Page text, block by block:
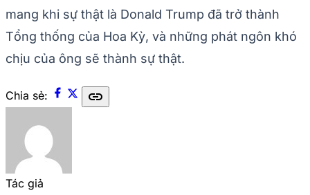
mang khi sự thật là Donald Trump đã trở thành
Tổng thống của Hoa Kỳ, và những phát ngôn khó
chịu của ông sẽ thành sự thật.
Chia sẻ: link
Tác giả